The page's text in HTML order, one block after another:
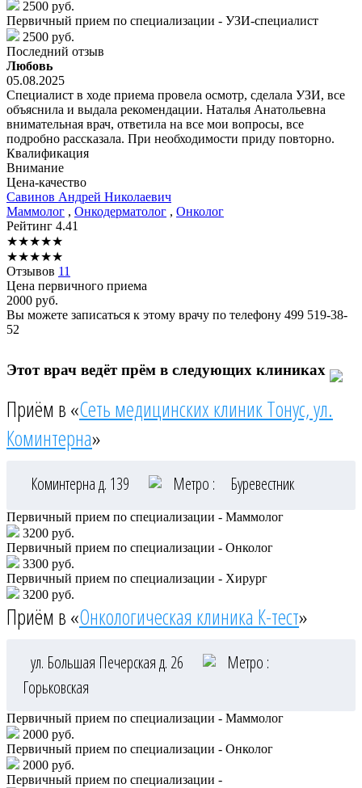
2500 руб.
Первичный прием по специализации - УЗИ-специалист
2500 руб.
Последний отзыв
Любовь
05.08.2025
Специалист в ходе приема провела осмотр, сделала УЗИ, все
объяснила и выдала рекомендации. Наталья Анатольевна
внимательная врач, ответила на все мои вопросы, все
подробно рассказала. При необходимости приду повторно.
Квалификация
Внимание
Цена-качество
Савинов Андрей Николаевич
Маммолог , Онкодерматолог , Онколог
Рейтинг 4.41
★★★★★
★★★★★
Отзывов 11
Цена первичного приема
2000 руб.
Вы можете записаться к этому врачу по телефону 499 519-38-
52
Этот врач ведёт прём в следующих клиниках
Приём в «Сеть медицинских клиник Тонус, ул.
Коминтерна»
Коминтерна д. 139 Метро : Буревестник
Первичный прием по специализации - Маммолог
3200 руб.
Первичный прием по специализации - Онколог
3300 руб.
Первичный прием по специализации - Хирург
3200 руб.
Приём в «Онкологическая клиника К-тест»
ул. Большая Печерская д. 26
Метро :
Горьковская
Первичный прием по специализации - Маммолог
2000 руб.
Первичный прием по специализации - Онколог
2000 руб.
Первичный прием по специализации -